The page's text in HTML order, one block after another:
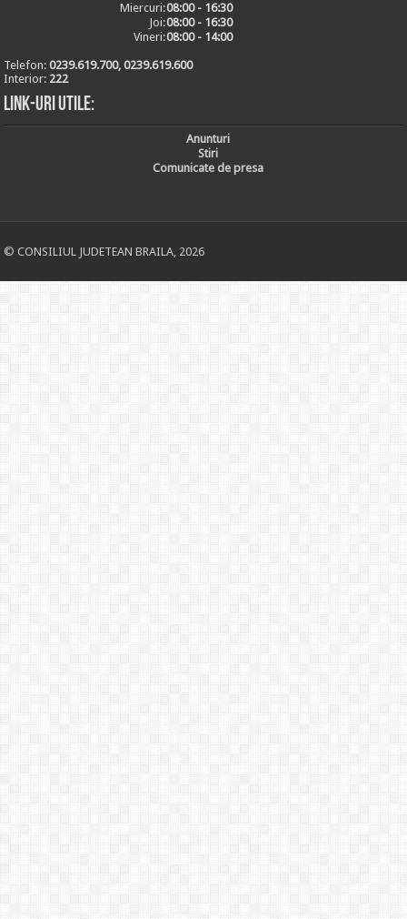
Miercuri:08:00 - 16:30
Joi:08:00 - 16:30
Vineri:08:00 - 14:00
Telefon:0239.619.700, 0239.619.600
Interior: 222
Link-uri utile:
Anunturi
Stiri
Comunicate de presa
© CONSILIUL JUDETEAN BRAILA, 2026